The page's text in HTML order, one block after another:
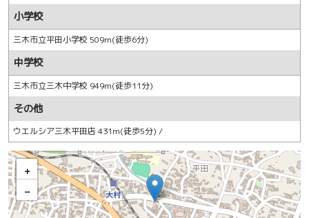
小学校
三木市立平田小学校 509m(徒歩6分)
中学校
三木市立三木中学校 949m(徒歩11分)
その他
ウエルシア三木平田店 431m(徒歩5分) /
+
−